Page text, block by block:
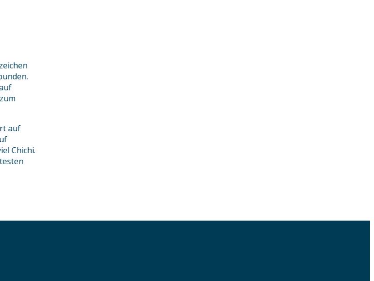
auf
Chichi.